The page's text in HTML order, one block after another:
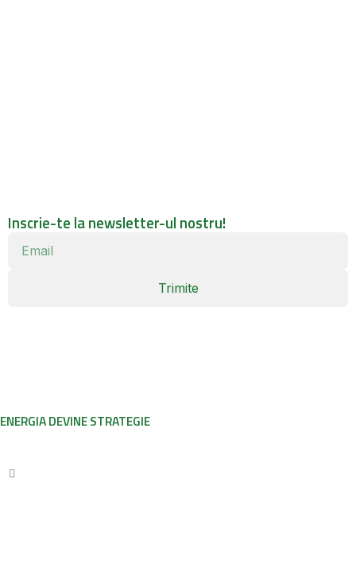
Inscrie-te la newsletter-ul nostru!
Trimite
ENERGIA DEVINE STRATEGIE